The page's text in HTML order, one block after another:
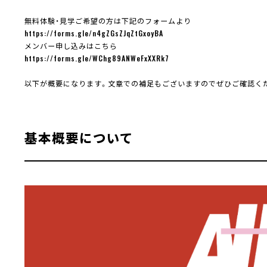
無料体験・見学ご希望の方は下記のフォームより
https://forms.gle/n4gZGsZJqZtGxoyBA
メンバー申し込みはこちら
https://forms.gle/WChg89ANWeFxXXRk7
以下が概要になります。文章での補足もございますのでぜひご確認く
基本概要について